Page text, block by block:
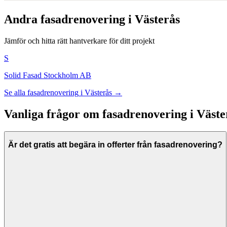
Andra fasadrenovering i Västerås
Jämför och hitta rätt hantverkare för ditt projekt
S
Solid Fasad Stockholm AB
Se alla fasadrenovering i Västerås →
Vanliga frågor om fasadrenovering i
Är det gratis att begära in offerter från fasadrenovering?